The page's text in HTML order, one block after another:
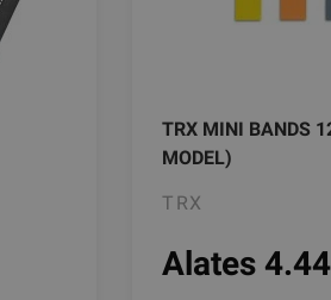
TRX MINI BANDS
MODEL)
TRX
Alates 4.44